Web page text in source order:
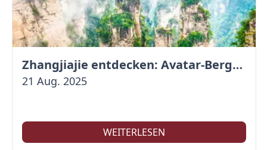
Zhangjiajie entdecken: Avatar-Berge & Altstadt von Fenghuang
21 Aug. 2025
WEITERLESEN